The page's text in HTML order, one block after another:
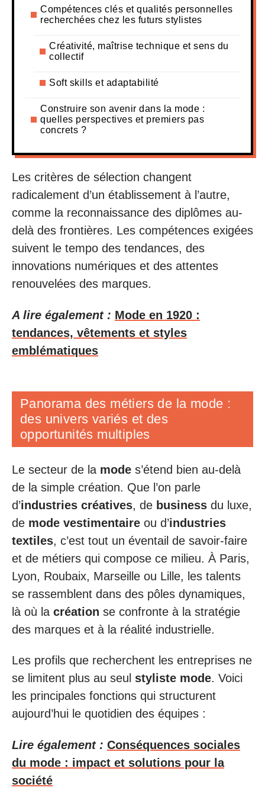
Compétences clés et qualités personnelles
recherchées chez les futurs stylistes
Créativité, maîtrise technique et sens du
collectif
Soft skills et adaptabilité
Construire son avenir dans la mode :
quelles perspectives et premiers pas
concrets ?
Les critères de sélection changent
radicalement d’un établissement à l’autre,
comme la reconnaissance des diplômes au-
delà des frontières. Les compétences exigées
suivent le tempo des tendances, des
innovations numériques et des attentes
renouvelées des marques.
A lire également : Mode en 1920 :
tendances, vêtements et styles
emblématiques
Panorama des métiers de la mode :
des univers variés et des
opportunités multiples
Le secteur de la mode s’étend bien au-delà
de la simple création. Que l’on parle
d’industries créatives, de business du luxe,
de mode vestimentaire ou d’industries
textiles, c’est tout un éventail de savoir-faire
et de métiers qui compose ce milieu. À Paris,
Lyon, Roubaix, Marseille ou Lille, les talents
se rassemblent dans des pôles dynamiques,
là où la création se confronte à la stratégie
des marques et à la réalité industrielle.
Les profils que recherchent les entreprises ne
se limitent plus au seul styliste mode. Voici
les principales fonctions qui structurent
aujourd’hui le quotidien des équipes :
Lire également : Conséquences sociales
du mode : impact et solutions pour la
société